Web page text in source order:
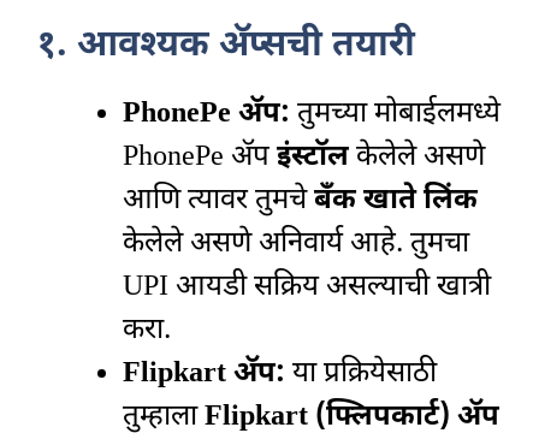
१. आवश्यक ॲप्सची तयारी
PhonePe ॲप: तुमच्या मोबाईलमध्ये
PhonePe ॲपइंस्टॉलकेलेले असणे
आणि त्यावर तुमचेबँक खाते लिंक
केलेले असणे अनिवार्य आहे. तुमचा
UPI आयडी सक्रिय असल्याची खात्री
करा.
Flipkart ॲप: या प्रक्रियेसाठी
तुम्हालाFlipkart (फ्लिपकार्ट) ॲप